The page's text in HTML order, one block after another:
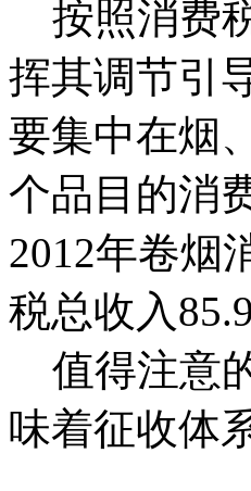
按照消费
挥其调节引
要集中在烟
个品目的消
2012年卷烟
税总收入
值得注意
味着征收体